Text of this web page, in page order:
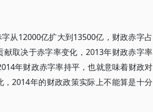
从12000亿扩大到13500亿，财政赤字占
取决于赤字率变化，2013年财政赤字率
年财政赤字率持平，也就意味着财政对
2014年的财政政策实际上不能算是十分